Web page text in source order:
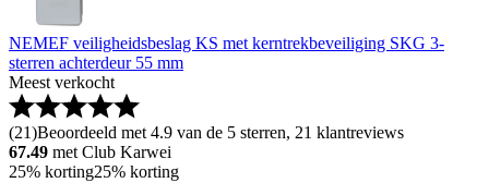
NEMEF veiligheidsbeslag KS met kerntrekbeveiliging SKG 3-
sterren achterdeur 55 mm
Meest verkocht
(21)Beoordeeld met 4.9 van de 5 sterren, 21 klantreviews
67.49 met Club Karwei
25% korting25% korting